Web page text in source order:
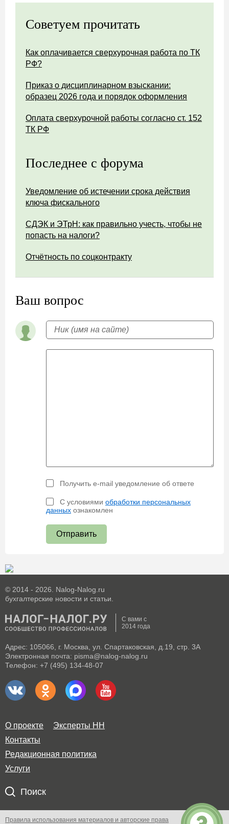
Советуем прочитать
Как оплачивается сверхурочная работа по ТК
РФ?
Приказ о дисциплинарном взыскании:
образец 2026 года и порядок оформления
Оплата сверхурочной работы согласно ст. 152
ТК РФ
Последнее с форума
Уведомление об истечении срока действия
ключа фискального
СДЭК и ЭТрН: как правильно учесть, чтобы не
попасть на налоги?
Отчётность по соцконтракту
Ваш вопрос
Получить e-mail уведомление об ответе
С условиями обработки персональных
данных ознакомлен
Отправить
© 2014 - 2026. Nalog-Nalog.ru
бухгалтерские новости и статьи.
С вами с
2014 года
Адрес: 105066, г. Москва, ул. Спартаковская, д.19, стр. 3А
Электронная почта: pisma@nalog-nalog.ru
Телефон: +7 (495) 134-48-07
О проекте
Эксперты НН
Контакты
Редакционная политика
Услуги
Поиск
Правила использования материалов и авторские права